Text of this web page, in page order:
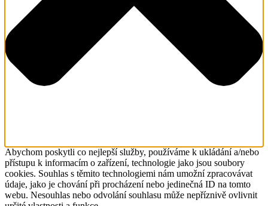
Abychom poskytli co nejlepší služby, používáme k ukládání a/nebo
přístupu k informacím o zařízení, technologie jako jsou soubory
cookies. Souhlas s těmito technologiemi nám umožní zpracovávat
údaje, jako je chování při procházení nebo jedinečná ID na tomto
webu. Nesouhlas nebo odvolání souhlasu může nepříznivě ovlivnit